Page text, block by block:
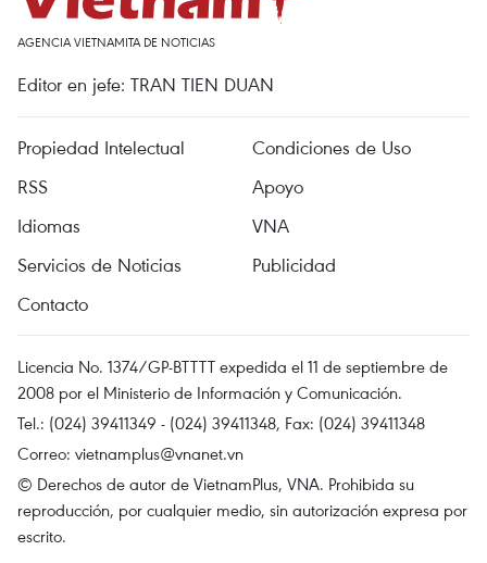
AGENCIA VIETNAMITA DE NOTICIAS
Editor en jefe: TRAN TIEN DUAN
Propiedad Intelectual
Condiciones de Uso
RSS
Apoyo
Idiomas
VNA
Servicios de Noticias
Publicidad
Contacto
Licencia No. 1374/GP-BTTTT expedida el 11 de septiembre de
2008 por el Ministerio de Información y Comunicación.
Tel.: (024) 39411349 - (024) 39411348, Fax: (024) 39411348
Correo: vietnamplus@vnanet.vn
© Derechos de autor de VietnamPlus, VNA. Prohibida su
reproducción, por cualquier medio, sin autorización expresa por
escrito.